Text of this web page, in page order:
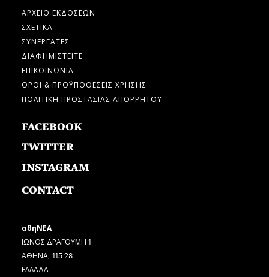
ΑΡΧΕΙΟ ΕΚΔΟΣΕΩΝ
ΣΧΕΤΙΚΑ
ΣΥΝΕΡΓΑΤΕΣ
ΔΙΑΦΗΜΙΣΤΕΙΤΕ
ΕΠΙΚΟΙΝΩΝΙΑ
ΟΡΟΙ & ΠΡΟΫΠΟΘΕΣΕΙΣ ΧΡΗΣΗΣ
ΠΟΛΙΤΙΚΗ ΠΡΟΣΤΑΣΙΑΣ ΑΠΟΡΡΗΤΟΥ
FACEBOOK
TWITTER
INSTAGRAM
CONTACT
αθηΝΕΑ
ΙΩΝΟΣ ΔΡΑΓΟΥΜΗ 1
ΑΘΗΝΑ, 115 28
ΕΛΛΑΔΑ